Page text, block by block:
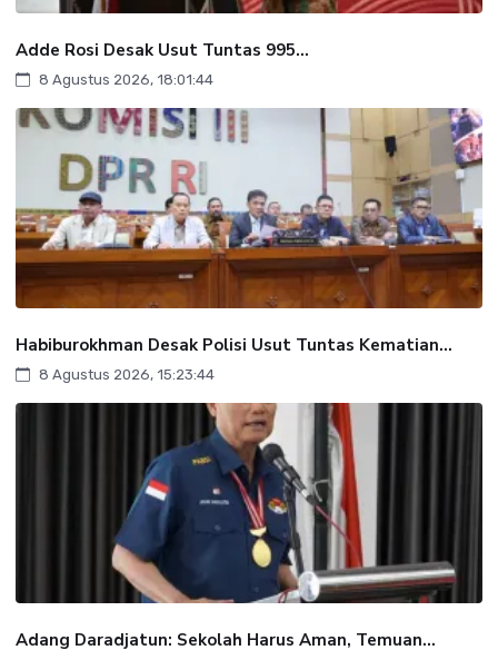
Adde Rosi Desak Usut Tuntas 995...
8 Agustus 2026, 18:01:44
Habiburokhman Desak Polisi Usut Tuntas Kematian...
8 Agustus 2026, 15:23:44
Adang Daradjatun: Sekolah Harus Aman, Temuan...